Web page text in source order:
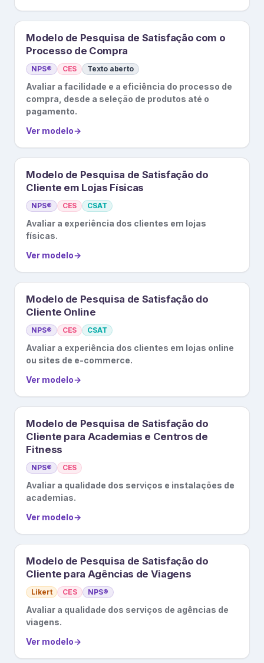
Modelo de Pesquisa de Satisfação com o
Processo de Compra
NPS® CES Texto aberto
Avaliar a facilidade e a eficiência do processo de
compra, desde a seleção de produtos até o
pagamento.
Ver modelo→
Modelo de Pesquisa de Satisfação do
Cliente em Lojas Físicas
NPS® CES CSAT
Avaliar a experiência dos clientes em lojas
físicas.
Ver modelo→
Modelo de Pesquisa de Satisfação do
Cliente Online
NPS® CES CSAT
Avaliar a experiência dos clientes em lojas online
ou sites de e-commerce.
Ver modelo→
Modelo de Pesquisa de Satisfação do
Cliente para Academias e Centros de
Fitness
NPS® CES
Avaliar a qualidade dos serviços e instalações de
academias.
Ver modelo→
Modelo de Pesquisa de Satisfação do
Cliente para Agências de Viagens
Likert CES NPS®
Avaliar a qualidade dos serviços de agências de
viagens.
Ver modelo→